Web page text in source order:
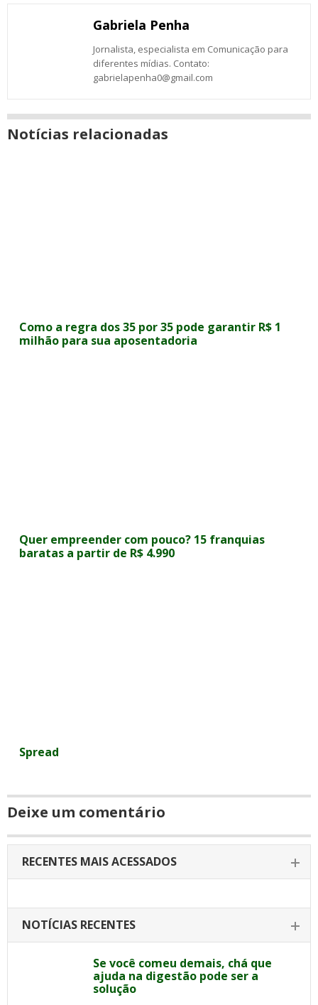
Gabriela Penha
Jornalista, especialista em Comunicação para
diferentes mídias. Contato:
gabrielapenha0@gmail.com
Notícias relacionadas
Como a regra dos 35 por 35 pode garantir R$ 1
milhão para sua aposentadoria
Quer empreender com pouco? 15 franquias
baratas a partir de R$ 4.990
Spread
Deixe um comentário
RECENTES MAIS ACESSADOS
NOTÍCIAS RECENTES
Se você comeu demais, chá que
ajuda na digestão pode ser a
solução